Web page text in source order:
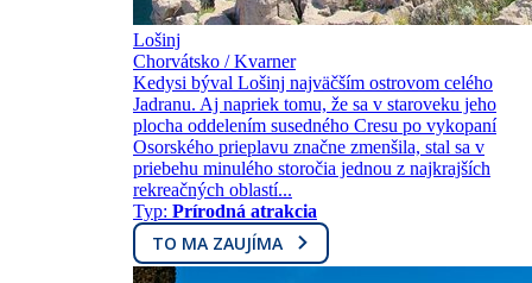
Lošinj
Chorvátsko / Kvarner
Kedysi býval Lošinj najväčším ostrovom celého
Jadranu. Aj napriek tomu, že sa v staroveku jeho
plocha oddelením susedného Cresu po vykopaní
Osorského prieplavu značne zmenšila, stal sa v
priebehu minulého storočia jednou z najkrajších
rekreačných oblastí...
Typ: Prírodná atrakcia
TO MA ZAUJÍMA